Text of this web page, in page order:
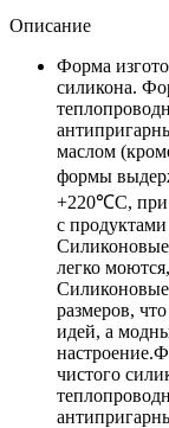
Описание
Форма
силикона.
маслом
формы
+220℃С, при
с
легко
размеров,
идей, а
чистого